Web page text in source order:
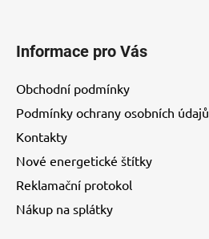
Informace pro Vás
Obchodní podmínky
Podmínky ochrany osobních údajů
Kontakty
Nové energetické štítky
Reklamační protokol
Nákup na splátky